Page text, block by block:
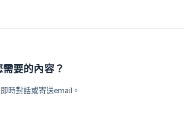
要的內容？
時對話或寄送email。